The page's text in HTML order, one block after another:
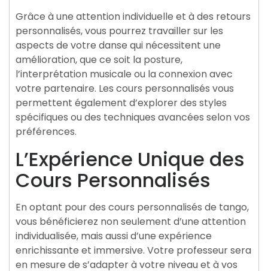
Grâce à une attention individuelle et à des retours
personnalisés, vous pourrez travailler sur les
aspects de votre danse qui nécessitent une
amélioration, que ce soit la posture,
l’interprétation musicale ou la connexion avec
votre partenaire. Les cours personnalisés vous
permettent également d’explorer des styles
spécifiques ou des techniques avancées selon vos
préférences.
L’Expérience Unique des
Cours Personnalisés
En optant pour des cours personnalisés de tango,
vous bénéficierez non seulement d’une attention
individualisée, mais aussi d’une expérience
enrichissante et immersive. Votre professeur sera
en mesure de s’adapter à votre niveau et à vos